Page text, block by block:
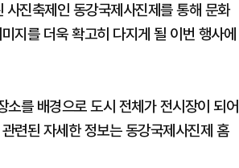
진축제인 동강국제사진제를 통해 문화
지를 더욱 확고히 다지게 될 이번 행사에
를 배경으로 도시 전체가 전시장이 되어
련된 자세한 정보는 동강국제사진제 홈